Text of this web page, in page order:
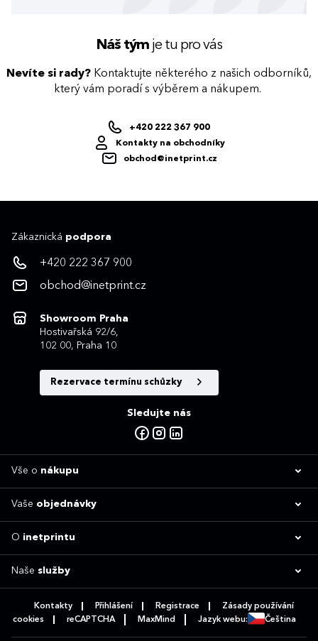
Náš týmje tu pro vás
Nevíte si rady? Kontaktujte některého z našich odborníků,
který vám poradí s výběrem a nákupem.
+420 222 367 900
Kontakty na obchodníky
obchod@inetprint.cz
Zákaznická podpora
+420 222 367 900
obchod@inetprint.cz
Showroom Praha
Hostivařská 92/6,
102 00, Praha 10
Rezervace termínu schůzky
Sledujte nás
Vše o nákupu
Vaše objednávky
O inetprintu
Naše služby
Kontakty Přihlášení Registrace
Zásady používání
cookies
reCAPTCHA MaxMind Jazyk webu: Čeština